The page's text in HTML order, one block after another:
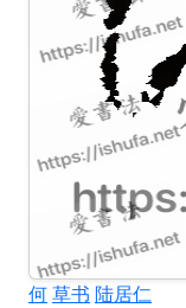
何草书 陆居仁